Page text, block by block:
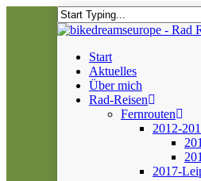
Close
Menu
Start
Aktuelles
Über mich
Rad-Reisen
Fernrouten
2012-
2017-